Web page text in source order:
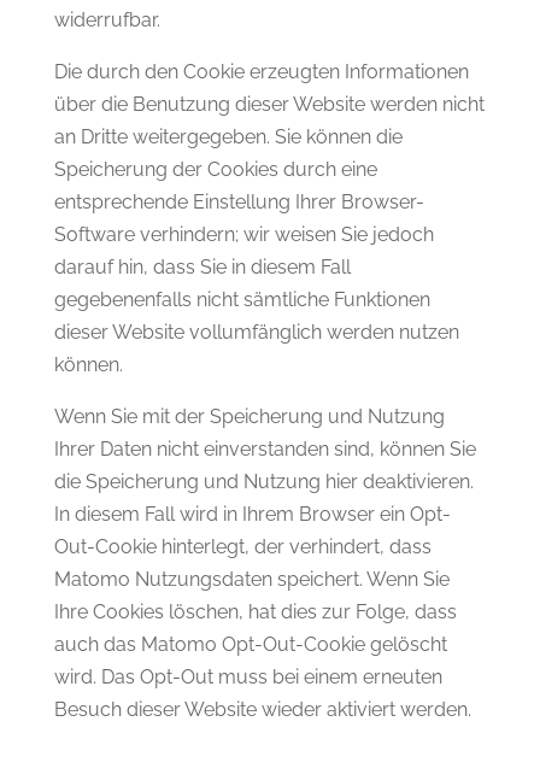
widerrufbar.
Die durch den Cookie erzeugten Informationen
über die Benutzung dieser Website werden nicht
an Dritte weitergegeben. Sie können die
Speicherung der Cookies durch eine
entsprechende Einstellung Ihrer Browser-
Software verhindern; wir weisen Sie jedoch
darauf hin, dass Sie in diesem Fall
gegebenenfalls nicht sämtliche Funktionen
dieser Website vollumfänglich werden nutzen
können.
Wenn Sie mit der Speicherung und Nutzung
Ihrer Daten nicht einverstanden sind, können Sie
die Speicherung und Nutzung hier deaktivieren.
In diesem Fall wird in Ihrem Browser ein Opt-
Out-Cookie hinterlegt, der verhindert, dass
Matomo Nutzungsdaten speichert. Wenn Sie
Ihre Cookies löschen, hat dies zur Folge, dass
auch das Matomo Opt-Out-Cookie gelöscht
wird. Das Opt-Out muss bei einem erneuten
Besuch dieser Website wieder aktiviert werden.